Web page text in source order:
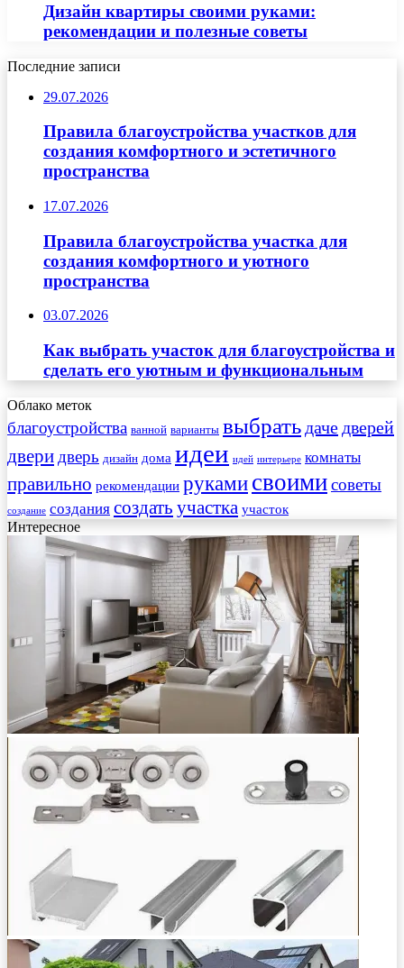
Дизайн квартиры своими руками:
рекомендации и полезные советы
Последние записи
29.07.2026
Правила благоустройства участков для
создания комфортного и эстетичного
пространства
17.07.2026
Правила благоустройства участка для
создания комфортного и уютного
пространства
03.07.2026
Как выбрать участок для благоустройства и
сделать его уютным и функциональным
Облако меток
благоустройства ванной варианты выбрать даче дверей
двери дверь дизайн дома идеи идей интерьере комнаты
правильно рекомендации руками своимисоветы
создание создания создать участка участок
Интересное